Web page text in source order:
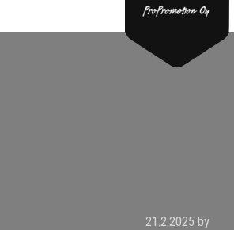
21.2.2025 by